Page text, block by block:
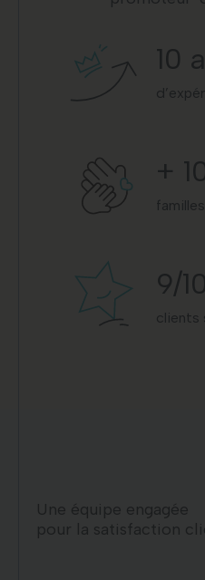
10
+
9/10
clients
Une équipe engagée
pour la satisfaction